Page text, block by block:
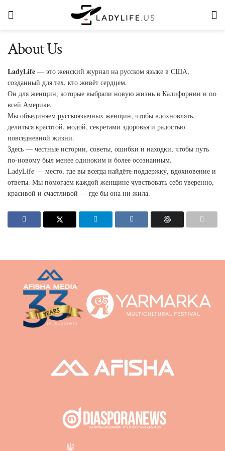
About Us
LadyLife — это женский журнал на русском языке в США,
созданный для тех, кто живёт сердцем.
Он для женщин, которые выбрали новую жизнь в Калифорнии и по
всей Америке.
Мы объединяем русскоязычных женщин, чтобы вдохновлять,
делиться красотой, модой, секретами здоровья и радостью
повседневной жизни.
Здесь — честные истории, советы, ошибки и находки, чтобы путь
по-новому был менее одиноким и более осознанным.
LadyLife — место, где вы всегда найдёте поддержку, вдохновение и
ответы. Мы помогаем каждой женщине чувствовать себя уверенно,
красивой и счастливой — где бы она ни жила.